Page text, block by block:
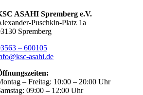
ASAHI Spremberg e.V.
Puschkin-Platz 1a
Spremberg
– 600105
asahi.de
– Freitag: 10:00 – 20:00 Uhr
09:00 – 12:00 Uhr